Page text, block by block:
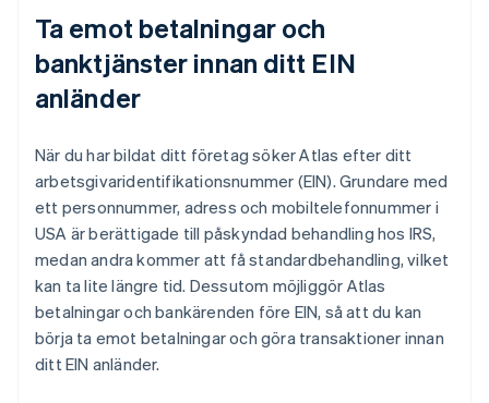
Ta emot betalningar och
banktjänster innan ditt EIN
anländer
När du har bildat ditt företag söker Atlas efter ditt
arbetsgivaridentifikationsnummer (EIN). Grundare med
ett personnummer, adress och mobiltelefonnummer i
USA är berättigade till påskyndad behandling hos IRS,
medan andra kommer att få standardbehandling, vilket
kan ta lite längre tid. Dessutom möjliggör Atlas
betalningar och bankärenden före EIN, så att du kan
börja ta emot betalningar och göra transaktioner innan
ditt EIN anländer.